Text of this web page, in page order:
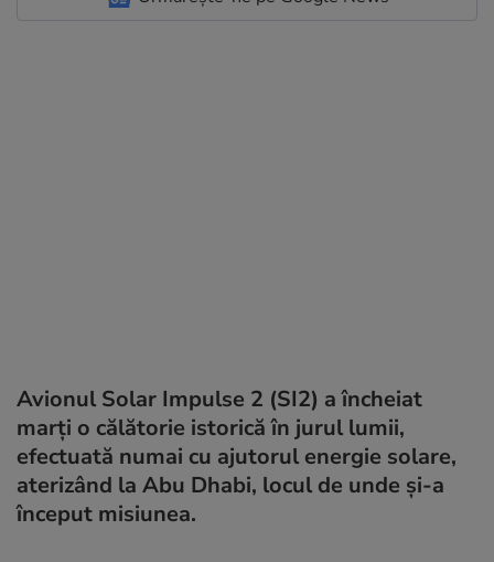
Avionul Solar Impulse 2 (SI2) a încheiat
marți o călătorie istorică în jurul lumii,
efectuată numai cu ajutorul energie solare,
aterizând la Abu Dhabi, locul de unde și-a
început misiunea.